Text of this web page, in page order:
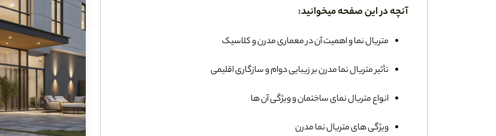
آنچه در این صفحه میخوانید:
متریال نما و اهمیت آن در معماری مدرن و کلاسیک
تأثیر متریال نما مدرن بر زیبایی دوام و سازگاری اقلیمی
انواع متریال نمای ساختمان و ویژگی آن ها
ویژگی های متریال نما مدرن